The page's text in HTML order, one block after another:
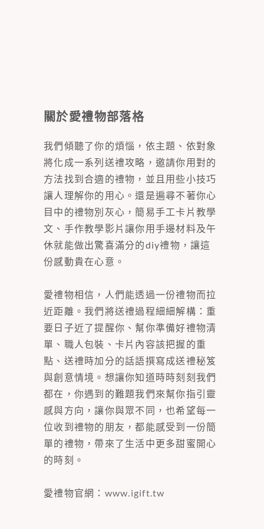
關於愛禮物部落格
我們傾聽了你的煩惱，依主題、依對象
將化成一系列送禮攻略，邀請你用對的
方法找到合適的禮物，並且用些小技巧
讓人理解你的用心。還是遍尋不著你心
目中的禮物別灰心，簡易手工卡片教學
文、手作教學影片讓你用手邊材料及午
休就能做出驚喜滿分的diy禮物，讓這
份感動貴在心意。
愛禮物相信，人們能透過一份禮物而拉
近距離。我們將送禮過程細細解構：重
要日子近了提醒你、幫你準備好禮物清
單、職人包裝、卡片內容該把握的重
點、送禮時加分的話語撰寫成送禮秘笈
與創意情境。想讓你知道時時刻刻我們
都在，你遇到的難題我們來幫你指引靈
感與方向，讓你與眾不同，也希望每一
位收到禮物的朋友，都能感受到一份簡
單的禮物，帶來了生活中更多甜蜜開心
的時刻。
愛禮物官網： www.igift.tw